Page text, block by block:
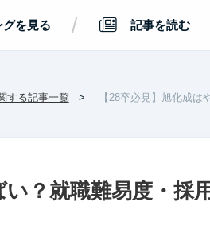
グを見る / 記事を読む
する記事一覧
【28卒必見】旭化成
い？就職難易度・採